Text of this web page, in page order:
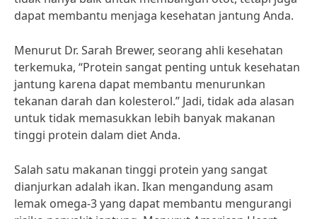
dapat membantu menjaga kesehatan jantung Anda.
Menurut Dr. Sarah Brewer, seorang ahli kesehatan
terkemuka, “Protein sangat penting untuk kesehatan
jantung karena dapat membantu menurunkan
tekanan darah dan kolesterol.” Jadi, tidak ada alasan
untuk tidak memasukkan lebih banyak makanan
tinggi protein dalam diet Anda.
Salah satu makanan tinggi protein yang sangat
dianjurkan adalah ikan. Ikan mengandung asam
lemak omega-3 yang dapat membantu mengurangi